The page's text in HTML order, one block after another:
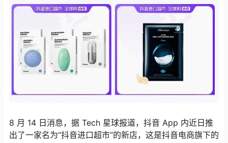
8 月 14 日消息，据 Tech 星球报道，抖音 App 内近日推
出了一家名为“抖音进口超市”的新店，这是抖音电商旗下的